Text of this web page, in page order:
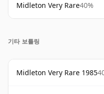
Midleton Very Rare40%
기타 보틀링
Midleton Very Rare 1985